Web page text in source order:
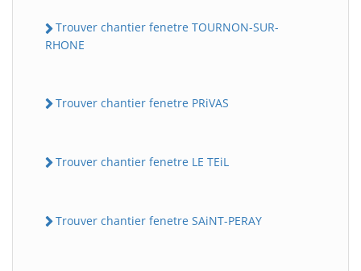
Trouver chantier fenetre TOURNON-SUR-
RHONE
Trouver chantier fenetre PRiVAS
Trouver chantier fenetre LE TEiL
Trouver chantier fenetre SAiNT-PERAY